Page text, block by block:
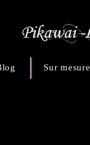
Sur mesure